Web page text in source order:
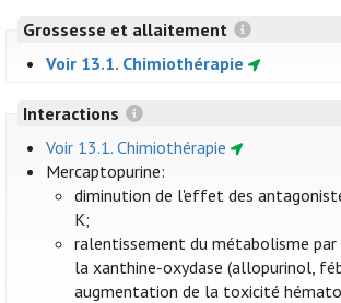
Grossesse et allaitement
Voir 13.1. Chimiothérapie
Interactions
Voir 13.1. Chimiothérapie
Mercaptopurine:
diminution de l'effet des
K;
ralentissement du métabolisme par
la xanthine-oxydase (allopurinol,
augmentation de la toxicité